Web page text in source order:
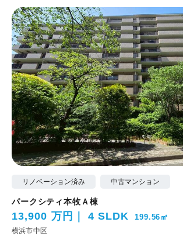
リノベーション済み 中古マンション
パークシティ本牧Ａ棟
13,900 万円 4 SLDK 199.56㎡
横浜市中区